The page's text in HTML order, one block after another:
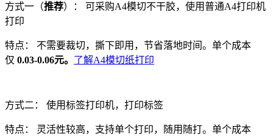
方式一（推荐）： 可采购A4模切不干胶，使用普通A4打印机
打印
特点：
不需要裁切，撕下即用，节省落地时间。单个成本
仅 0.03-0.06元。 了解A4模切纸打印
方式二： 使用标签打印机，打印标签
特点：
灵活性较高，支持单个打印，随用随打。单个成本